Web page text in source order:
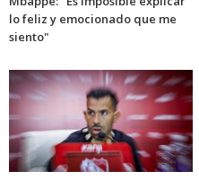
lo feliz y emocionado que me
siento"